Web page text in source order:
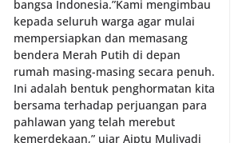
bangsa Indonesia.‎‎”Kami mengimbau
kepada seluruh warga agar mulai
mempersiapkan dan memasang
bendera Merah Putih di depan
rumah masing-masing secara penuh.
Ini adalah bentuk penghormatan kita
bersama terhadap perjuangan para
pahlawan yang telah merebut
kemerdekaan,” ujar Aiptu Muliyadi